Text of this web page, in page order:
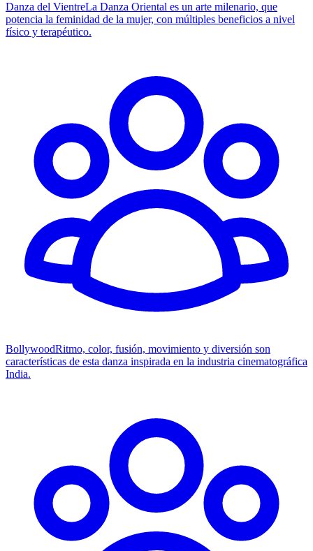
Danza del VientreLa Danza Oriental es un arte milenario, que
potencia la feminidad de la mujer, con múltiples beneficios a nivel
físico y terapéutico.
BollywoodRitmo, color, fusión, movimiento y diversión son
características de esta danza inspirada en la industria cinematográfica
India.